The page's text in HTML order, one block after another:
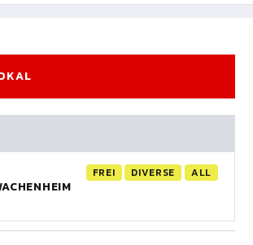
FREI DIVERSE ALL